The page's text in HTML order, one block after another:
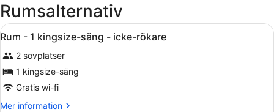
Rumsalternativ
Öppna
alla
foton
för
Rum
-
Ett hotellrum med en stor säng,
1
Rum - 1 kingsize-säng - icke-rökare
2 sovplatser
1 kingsize-säng
Gratis wi-fi
Mer information
Mer